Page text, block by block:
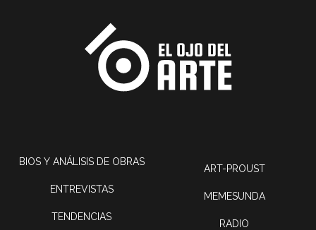
BIOS Y ANÁLISIS DE OBRAS
ENTREVISTAS
TENDENCIAS
ART-PROUST
MEMESUNDA
RADIO